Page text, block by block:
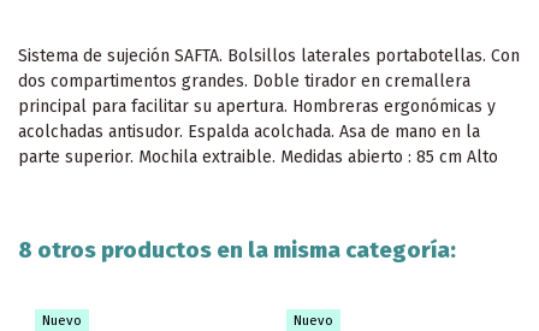
Sistema de sujeción SAFTA. Bolsillos laterales portabotellas. Con
dos compartimentos grandes. Doble tirador en cremallera
principal para facilitar su apertura. Hombreras ergonómicas y
acolchadas antisudor. Espalda acolchada. Asa de mano en la
parte superior. Mochila extraible. Medidas abierto : 85 cm Alto
8 otros productos en la misma categoría:
Nuevo Nuevo